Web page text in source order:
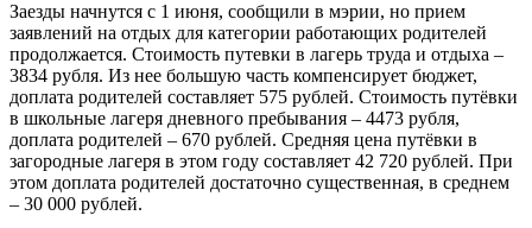
Заезды начнутся с 1 июня, сообщили в мэрии, но прием
заявлений на отдых для категории работающих родителей
продолжается. Стоимость путевки в лагерь труда и отдыха –
3834 рубля. Из нее большую часть компенсирует бюджет,
доплата родителей составляет 575 рублей. Стоимость путёвки
в школьные лагеря дневного пребывания – 4473 рубля,
доплата родителей – 670 рублей. Средняя цена путёвки в
загородные лагеря в этом году составляет 42 720 рублей. При
этом доплата родителей достаточно существенная, в среднем
– 30 000 рублей.